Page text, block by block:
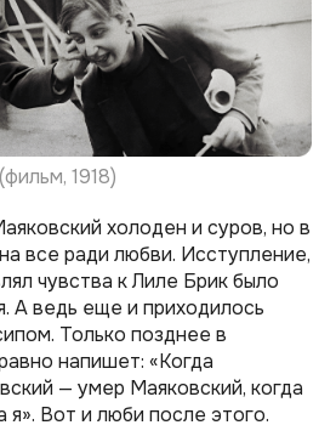
1918)
холоден и суров, но в
все ради любви. Исступление,
чувства к Лиле Брик было
А ведь еще и приходилось
Только позднее в
напишет: «Когда
— умер Маяковский, когда
Вот и люби после этого.